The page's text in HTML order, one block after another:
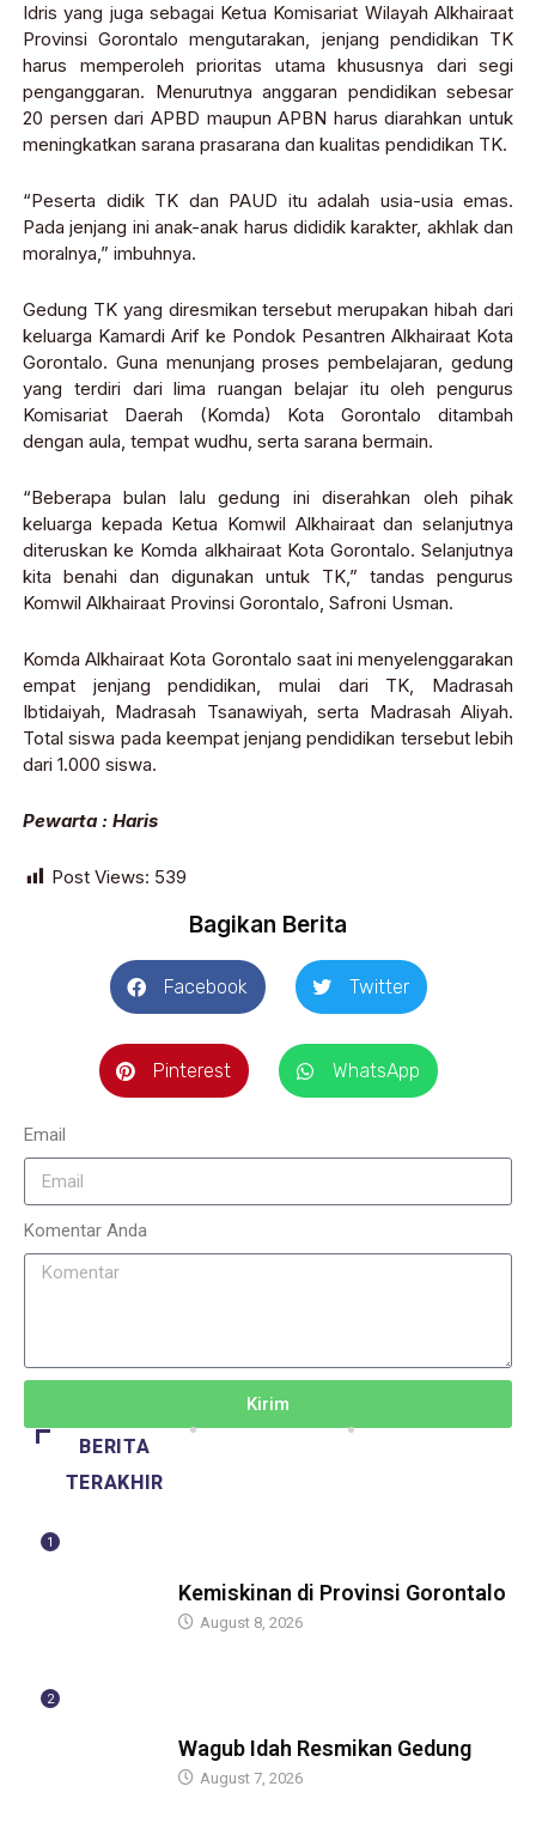
Idris yang juga sebagai Ketua Komisariat Wilayah Alkhairaat
Provinsi Gorontalo mengutarakan, jenjang pendidikan TK
harus memperoleh prioritas utama khususnya dari segi
penganggaran. Menurutnya anggaran pendidikan sebesar
20 persen dari APBD maupun APBN harus diarahkan untuk
meningkatkan sarana prasarana dan kualitas pendidikan TK.
“Peserta didik TK dan PAUD itu adalah usia-usia emas.
Pada jenjang ini anak-anak harus dididik karakter, akhlak dan
moralnya,” imbuhnya.
Gedung TK yang diresmikan tersebut merupakan hibah dari
keluarga Kamardi Arif ke Pondok Pesantren Alkhairaat Kota
Gorontalo. Guna menunjang proses pembelajaran, gedung
yang terdiri dari lima ruangan belajar itu oleh pengurus
Komisariat Daerah (Komda) Kota Gorontalo ditambah
dengan aula, tempat wudhu, serta sarana bermain.
“Beberapa bulan lalu gedung ini diserahkan oleh pihak
keluarga kepada Ketua Komwil Alkhairaat dan selanjutnya
diteruskan ke Komda alkhairaat Kota Gorontalo. Selanjutnya
kita benahi dan digunakan untuk TK,” tandas pengurus
Komwil Alkhairaat Provinsi Gorontalo, Safroni Usman.
Komda Alkhairaat Kota Gorontalo saat ini menyelenggarakan
empat jenjang pendidikan, mulai dari TK, Madrasah
Ibtidaiyah, Madrasah Tsanawiyah, serta Madrasah Aliyah.
Total siswa pada keempat jenjang pendidikan tersebut lebih
dari 1.000 siswa.
Pewarta : Haris
Post Views: 539
Bagikan Berita
Facebook Twitter
Pinterest WhatsApp
Email
Komentar Anda
Kirim
BERITA
TERAKHIR
1
Kemiskinan di Provinsi Gorontalo
August 8, 2026
2
Wagub Idah Resmikan Gedung
August 7, 2026